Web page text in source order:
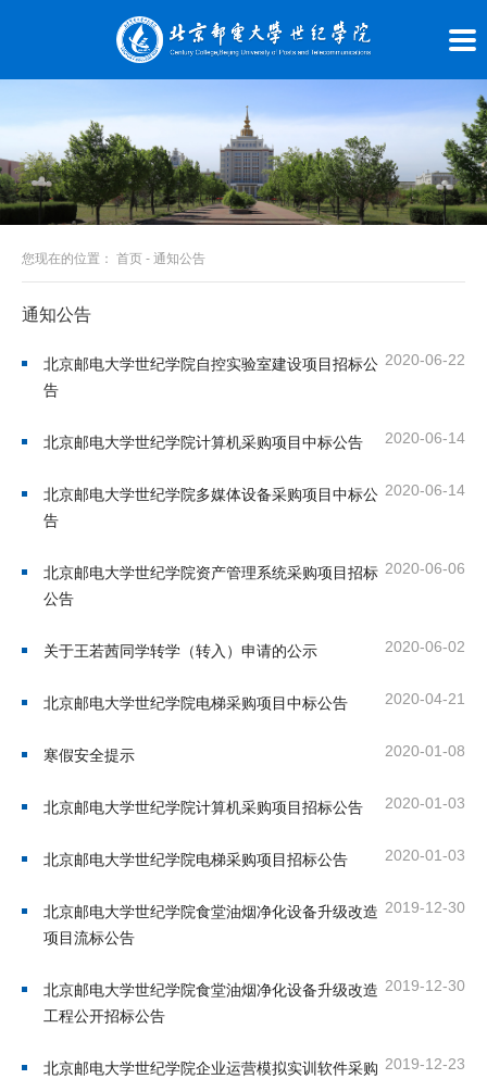
院
设
置
才
您现在的位置： 首页 - 通知公告
通知公告
2020-06-22
北京邮电大学世纪学院自控实验室建设项目招标公
告
2020-06-14
北京邮电大学世纪学院计算机采购项目中标公告
2020-06-14
北京邮电大学世纪学院多媒体设备采购项目中标公
告
2020-06-06
北京邮电大学世纪学院资产管理系统采购项目招标
公告
2020-06-02
关于王若茜同学转学（转入）申请的公示
2020-04-21
北京邮电大学世纪学院电梯采购项目中标公告
2020-01-08
寒假安全提示
2020-01-03
北京邮电大学世纪学院计算机采购项目招标公告
2020-01-03
北京邮电大学世纪学院电梯采购项目招标公告
2019-12-30
北京邮电大学世纪学院食堂油烟净化设备升级改造
项目流标公告
2019-12-30
北京邮电大学世纪学院食堂油烟净化设备升级改造
工程公开招标公告
2019-12-23
北京邮电大学世纪学院企业运营模拟实训软件采购